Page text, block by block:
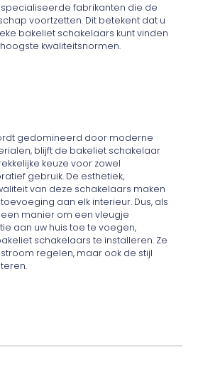
fabrikanten die de
voortzetten. Dit betekent dat u
bakeliet schakelaars kunt vinden
kwaliteitsnormen.
gedomineerd door moderne
blijft de bakeliet schakelaar
keuze voor zowel
gebruik. De esthetiek,
van deze schakelaars maken
aan elk interieur. Dus, als
manier om een vleugje
aan uw huis toe te voegen,
schakelaars te installeren. Ze
regelen, maar ook de stijl